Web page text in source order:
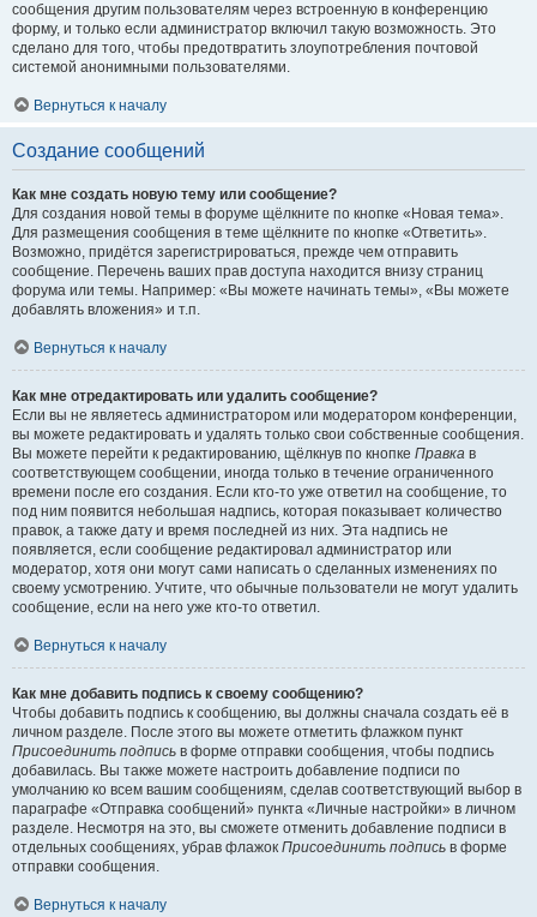
сообщения другим пользователям через встроенную в конференцию
форму, и только если администратор включил такую возможность. Это
сделано для того, чтобы предотвратить злоупотребления почтовой
системой анонимными пользователями.
Вернуться к началу
Создание сообщений
Как мне создать новую тему или сообщение?
Для создания новой темы в форуме щёлкните по кнопке «Новая тема».
Для размещения сообщения в теме щёлкните по кнопке «Ответить».
Возможно, придётся зарегистрироваться, прежде чем отправить
сообщение. Перечень ваших прав доступа находится внизу страниц
форума или темы. Например: «Вы можете начинать темы», «Вы можете
добавлять вложения» и т.п.
Вернуться к началу
Как мне отредактировать или удалить сообщение?
Если вы не являетесь администратором или модератором конференции,
вы можете редактировать и удалять только свои собственные сообщения.
Вы можете перейти к редактированию, щёлкнув по кнопке Правка в
соответствующем сообщении, иногда только в течение ограниченного
времени после его создания. Если кто-то уже ответил на сообщение, то
под ним появится небольшая надпись, которая показывает количество
правок, а также дату и время последней из них. Эта надпись не
появляется, если сообщение редактировал администратор или
модератор, хотя они могут сами написать о сделанных изменениях по
своему усмотрению. Учтите, что обычные пользователи не могут удалить
сообщение, если на него уже кто-то ответил.
Вернуться к началу
Как мне добавить подпись к своему сообщению?
Чтобы добавить подпись к сообщению, вы должны сначала создать её в
личном разделе. После этого вы можете отметить флажком пункт
Присоединить подпись в форме отправки сообщения, чтобы подпись
добавилась. Вы также можете настроить добавление подписи по
умолчанию ко всем вашим сообщениям, сделав соответствующий выбор в
параграфе «Отправка сообщений» пункта «Личные настройки» в личном
разделе. Несмотря на это, вы сможете отменить добавление подписи в
отдельных сообщениях, убрав флажок Присоединить подпись в форме
отправки сообщения.
Вернуться к началу